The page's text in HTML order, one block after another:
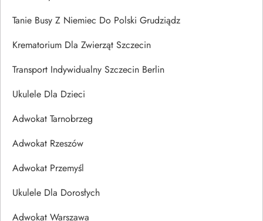
Tanie Busy Z Niemiec Do Polski Grudziądz
Krematorium Dla Zwierząt Szczecin
Transport Indywidualny Szczecin Berlin
Ukulele Dla Dzieci
Adwokat Tarnobrzeg
Adwokat Rzeszów
Adwokat Przemyśl
Ukulele Dla Dorosłych
Adwokat Warszawa